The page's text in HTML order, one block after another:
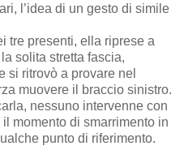
l’idea di un gesto di simile
tre presenti, ella riprese a
solita stretta fascia,
si ritrovò a provare nel
muovere il braccio sinistro.
nessuno intervenne con
momento di smarrimento in
punto di riferimento.